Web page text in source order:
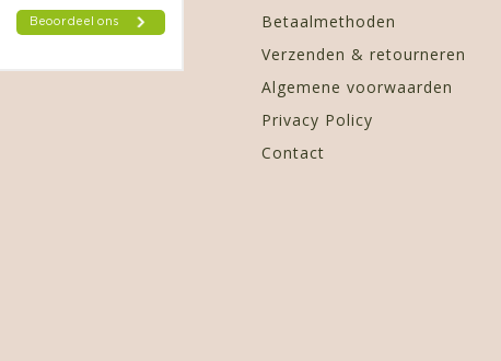
Betaalmethoden
Verzenden & retourneren
Algemene voorwaarden
Privacy Policy
Contact